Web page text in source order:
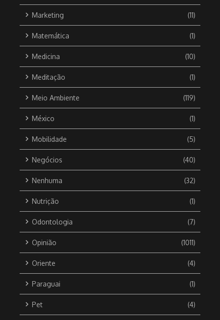
Marketing (11)
Matemática (1)
Medicina (10)
Meditação (1)
Meio Ambiente (119)
México (1)
Mobilidade (5)
Negócios (40)
Nenhuma (32)
Nutrição (1)
Odontologia (7)
Opinião (1011)
Oriente (4)
Paraguai (1)
Pet (4)